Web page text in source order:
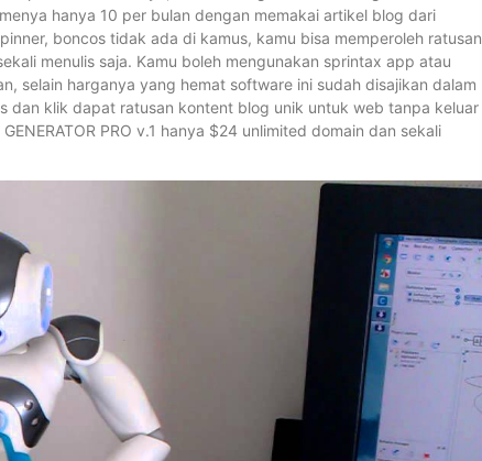
hanya 10 per bulan dengan memakai artikel blog dari
boncos tidak ada di kamus, kamu bisa memperoleh ratusan
menulis saja. Kamu boleh mengunakan sprintax app atau
selain harganya yang hemat software ini sudah disajikan dalam
klik dapat ratusan kontent blog unik untuk web tanpa keluar
PRO v.1 hanya $24 unlimited domain dan sekali